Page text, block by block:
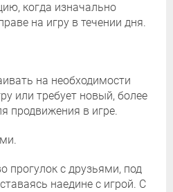
когда изначально
на игру в течении дня.
на необходимости
или требует новый, более
продвижения в игре.
прогулок с друзьями, под
наедине с игрой. С